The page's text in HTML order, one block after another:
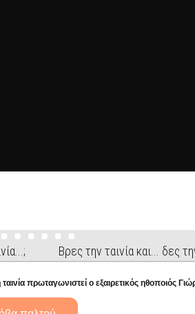
Βρες την ταινία και... δες
ταινία πρωταγωνιστεί ο εξαιρετικός ηθοποιός